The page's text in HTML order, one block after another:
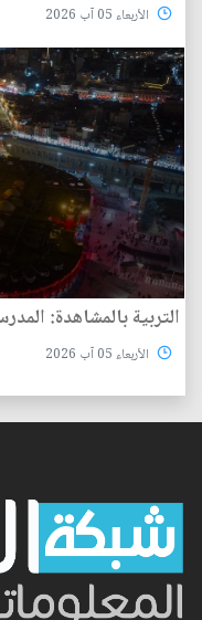
الأربعاء 05 آب 2026
التربية بالمشاهدة:
الأربعاء 05 آب 2026